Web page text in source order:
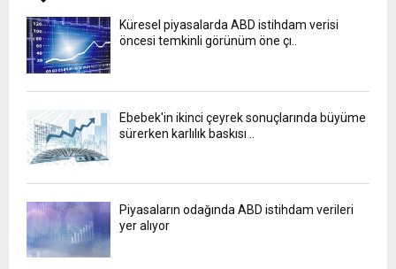
Küresel piyasalarda ABD istihdam verisi
öncesi temkinli görünüm öne çı..
Ebebek'in ikinci çeyrek sonuçlarında büyüme
sürerken karlılık baskısı ..
Piyasaların odağında ABD istihdam verileri
yer alıyor